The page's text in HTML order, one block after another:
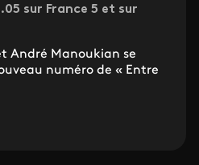
sur France 5 et sur
André Manoukian se
numéro de « Entre